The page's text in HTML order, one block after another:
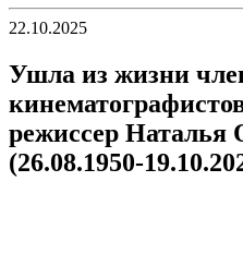
22.10.2025
Ушла из жизни
режиссер Наталья
(26.08.1950-